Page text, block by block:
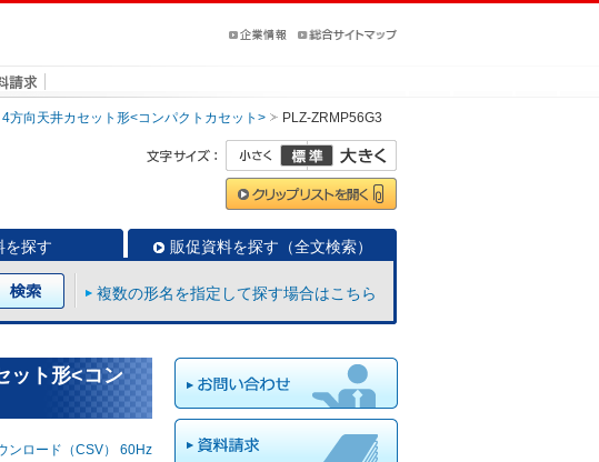
4方向天井カセット形<コンパクトカセット> PLZ-ZRMP56G3
を探す 販促資料を探す（全文検索）
複数の形名を指定して探す場合はこちら
ット形<コン
ンロード（CSV） 60Hz